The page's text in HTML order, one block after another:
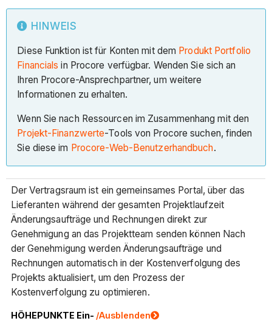
HINWEIS
Diese Funktion ist für Konten mit dem Produkt Portfolio
Financials in Procore verfügbar. Wenden Sie sich an
Ihren Procore-Ansprechpartner, um weitere
Informationen zu erhalten.
Wenn Sie nach Ressourcen im Zusammenhang mit den
Projekt-Finanzwerte-Tools von Procore suchen, finden
Sie diese im Procore-Web-Benutzerhandbuch.
Der Vertragsraum ist ein gemeinsames Portal, über das
Lieferanten während der gesamten Projektlaufzeit
Änderungsaufträge und Rechnungen direkt zur
Genehmigung an das Projektteam senden können Nach
der Genehmigung werden Änderungsaufträge und
Rechnungen automatisch in der Kostenverfolgung des
Projekts aktualisiert, um den Prozess der
Kostenverfolgung zu optimieren.
HÖHEPUNKTE Ein- /Ausblenden